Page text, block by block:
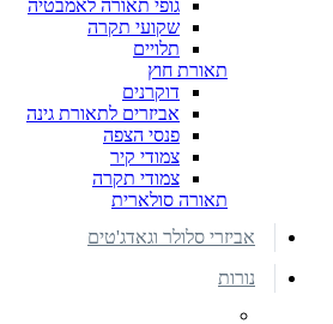
גופי תאורה לאמבטיה
שקועי תקרה
תלויים
תאורת חוץ
דוקרנים
אביזרים לתאורת גינה
פנסי הצפה
צמודי קיר
צמודי תקרה
תאורה סולארית
אביזרי סלולר וגאדג'טים
נורות